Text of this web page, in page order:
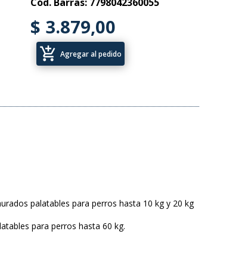
$ 3.879,00
add_shopping_cart Agregar al pedido
palatables para perros hasta 10 kg y 20 kg
para perros hasta 60 kg.